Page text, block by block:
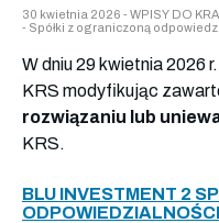
30 kwietnia 2026 - WPISY DO
- Spółki z ograniczoną
W dniu 29 kwietnia 2026
KRS modyfikując
rozwiązaniu lub
KRS.
BLU INVESTMENT 2